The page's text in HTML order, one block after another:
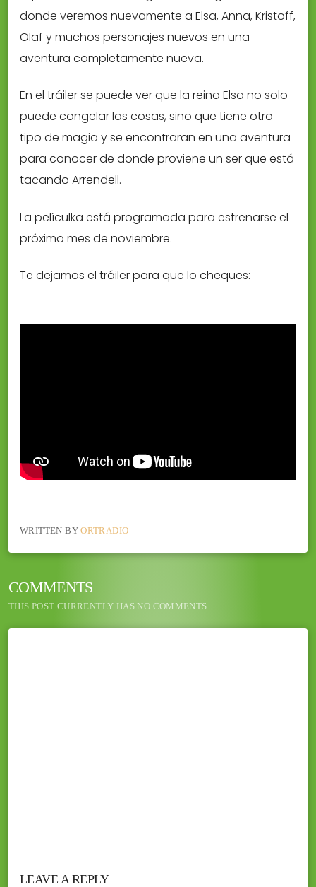
donde veremos nuevamente a Elsa, Anna, Kristoff,
Olaf y muchos personajes nuevos en una
aventura completamente nueva.
En el tráiler se puede ver que la reina Elsa no solo
puede congelar las cosas, sino que tiene otro
tipo de magia y se encontraran en una aventura
para conocer de donde proviene un ser que está
tacando Arrendell.
La películka está programada para estrenarse el
próximo mes de noviembre.
Te dejamos el tráiler para que lo cheques:
WRITTEN BYORTRADIO
COMMENTS
THIS POST CURRENTLY HAS NO COMMENTS.
LEAVE A REPLY